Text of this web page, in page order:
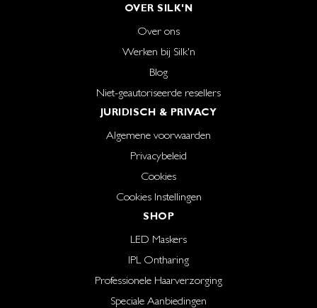
OVER SILK'N
Over ons
Werken bij Silk'n
Blog
Niet-geautoriseerde resellers
JURIDISCH & PRIVACY
Algemene voorwaarden
Privacybeleid
Cookies
Cookies Instellingen
SHOP
LED Maskers
IPL Ontharing
Professionele Haarverzorging
Speciale Aanbiedingen